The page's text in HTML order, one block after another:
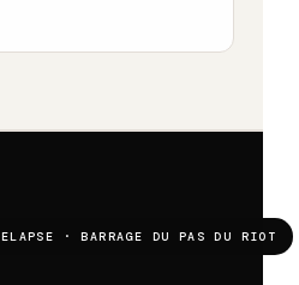
· BARRAGE DU PAS DU RIOT